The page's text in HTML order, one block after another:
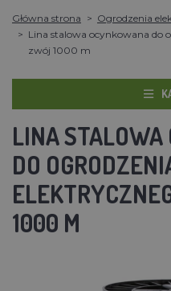
Główna strona Ogrodzenia
Lina stalowa ocynkowana do
zwój 1000 m
LINA
DO
1000 M